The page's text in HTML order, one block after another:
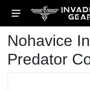
Nohavice
Predator